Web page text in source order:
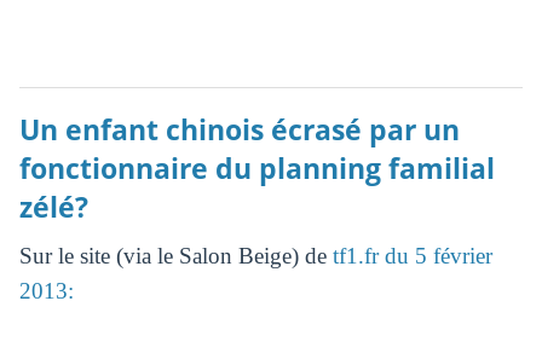
Un enfant chinois écrasé par un
fonctionnaire du planning familial
zélé?
Sur le site (via le Salon Beige) de tf1.fr du 5 février
2013: